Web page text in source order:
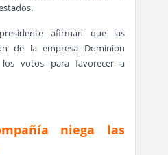
afirman que las
de la empresa Dominion
los votos para favorecer a
niega las